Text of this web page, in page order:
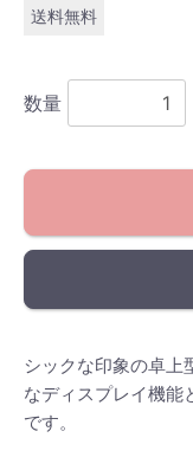
送料無料
数量
シックな印象の卓上
なディスプレイ機能
です。